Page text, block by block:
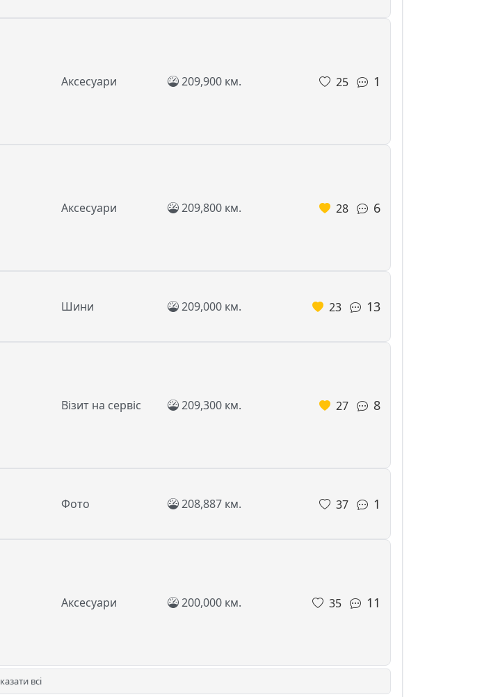
Аксесуари 209,900 км. 25 1
Аксесуари 209,800 км. 28 6
Шини 209,000 км. 23 13
Візит на сервіс 209,300 км. 27 8
Фото 208,887 км. 37 1
Аксесуари 200,000 км. 35 11
всі